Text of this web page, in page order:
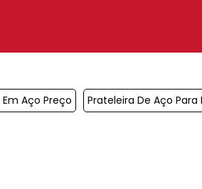
Aço Preço Prateleira De Aço Para